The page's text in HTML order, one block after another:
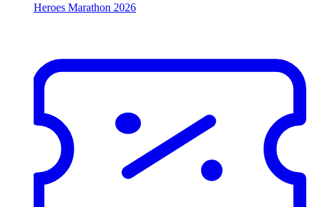
Heroes Marathon 2026